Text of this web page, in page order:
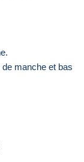
manche et bas